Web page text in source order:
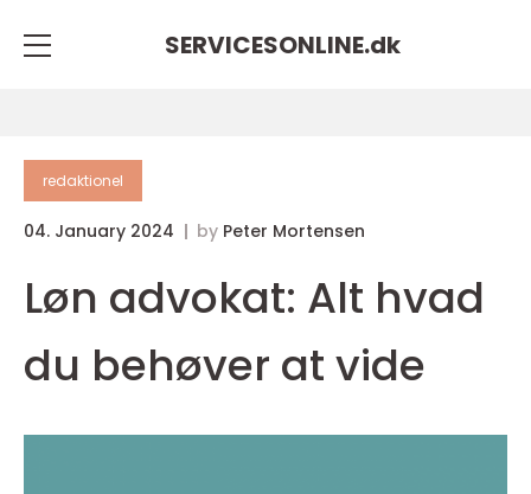
SERVICESONLINE.dk
redaktionel
04. January 2024 by Peter Mortensen
Løn advokat: Alt hvad
du behøver at vide